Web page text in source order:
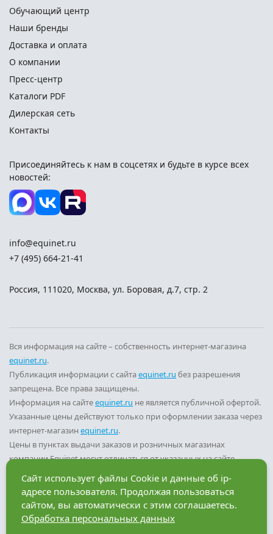
Обучающий центр
Наши бренды
Доставка и оплата
О компании
Пресс-центр
Каталоги PDF
Дилерская сеть
Контакты
Присоединяйтесь к нам в соцсетях и будьте в курсе всех
новостей:
info@equinet.ru
+7 (495) 664-21-41
Россия, 111020, Москва, ул. Боровая, д.7, стр. 2
Вся информация на сайте – собственность интернет-магазина
equinet.ru.
Публикация информации с сайтаequinet.ru без разрешения
запрещена. Все права защищены.
Информация на сайтеequinet.ru не является публичной офертой.
Указанные цены действуют только при оформлении заказа через
интернет-магазин equinet.ru.
Цены в пунктах выдачи заказов и розничных магазинах
компании Equinet могут отличаться от указанных на сайте.
Вы принимаете условия
политики конфиденциальности
пользовательского соглашения
каждый раз, когда оставляете
свои данные в любой форме обратной связи на сайте
Разработка сайта — компания «Факт»
Сайт использует файлы Cookie и данные об ip-
адресе пользователя. Продолжая пользоваться
сайтом, вы автоматически с этим соглашаетесь.
Обработка персональных данных